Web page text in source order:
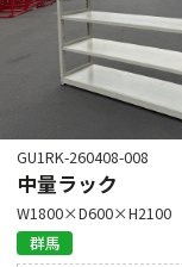
GU1RK-260408-008
中量ラック
W1800×D600×H2100
群馬